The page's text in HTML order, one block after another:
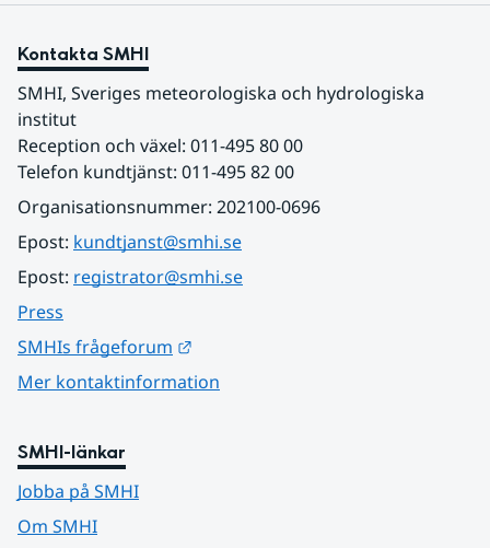
Kontakta SMHI
SMHI, Sveriges meteorologiska och hydrologiska
institut
Reception och växel: 011-495 80 00
Telefon kundtjänst: 011-495 82 00
Organisationsnummer: 202100-0696
Epost: kundtjanst@smhi.se
Epost: registrator@smhi.se
Press
SMHIs frågeforum
Mer kontaktinformation
SMHI-länkar
Jobba på SMHI
Om SMHI